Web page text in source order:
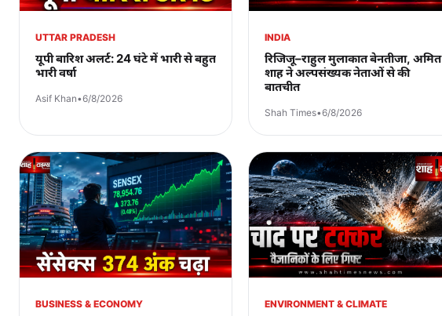
UTTAR PRADESH
यूपी बारिश अलर्ट: 24 घंटे में भारी से बहुत
भारी वर्षा
Asif Khan•6/8/2026
INDIA
रिजिजू–राहुल मुलाकात बेनतीजा, अमित
शाह ने अल्पसंख्यक नेताओं से की
बातचीत
Shah Times•6/8/2026
BUSINESS & ECONOMY ENVIRONMENT & CLIMATE